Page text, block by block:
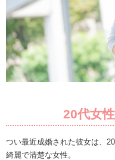
20代女
つい最近成婚された彼女は、
綺麗で清楚な女性。